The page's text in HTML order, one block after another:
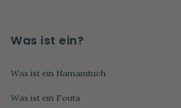
Was ist ein?
Was ist ein Hamamtuch
Was ist ein Fouta